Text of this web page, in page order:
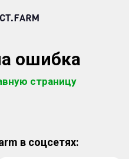
ошибка
страницу
в соцсетях: